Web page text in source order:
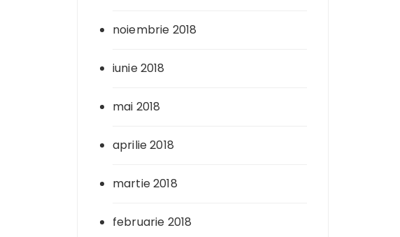
noiembrie 2018
iunie 2018
mai 2018
aprilie 2018
martie 2018
februarie 2018